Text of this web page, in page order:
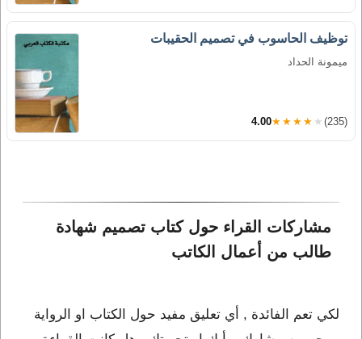
توظيف الحاسوب في تصميم الحقيبات
ميمونة الحداد
4.00★★★★★ (235)
مشاركات القراء حول كتاب تصميم شهادة
طالب من أعمال الكاتب
لكي تعم الفائدة , أي تعليق مفيد حول الكتاب او الرواية